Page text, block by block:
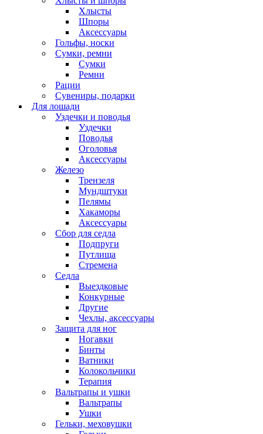
Хлысты
Шпоры
Аксессуары
Гольфы, носки
Сумки, ремни
Сумки
Ремни
Рации
Сувениры, подарки
Для лошади
Уздечки и поводья
Уздечки
Поводья
Оголовья
Аксессуары
Железо
Трензеля
Мундштуки
Пелямы
Хакаморы
Аксессуары
Сбор для седла
Подпруги
Путлища
Стремена
Седла
Выездковые
Конкурные
Другие
Чехлы, аксессуары
Защита для ног
Ногавки
Бинты
Ватники
Колокольчики
Терапия
Вальтрапы и ушки
Вальтрапы
Ушки
Гельки, меховушки